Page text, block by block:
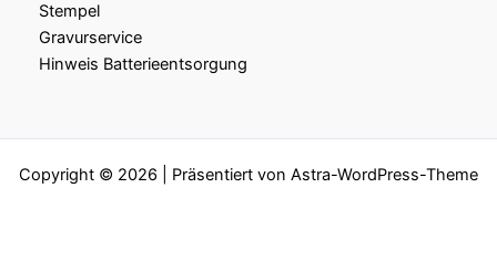
Stempel
Gravurservice
Hinweis Batterieentsorgung
Copyright © 2026 | Präsentiert von Astra-WordPress-Theme